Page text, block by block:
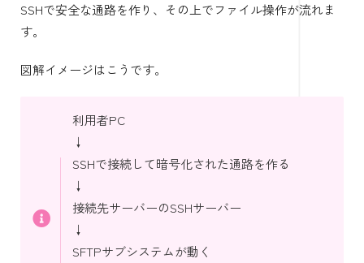
SSHで安全な通路を作り、その上でファイル操作が流れま
す。
図解イメージはこうです。
利用者PC
↓
SSHで接続して暗号化された通路を作る
↓
接続先サーバーのSSHサーバー
↓
SFTPサブシステムが動く